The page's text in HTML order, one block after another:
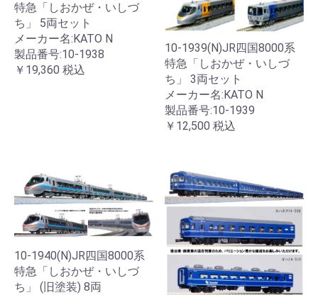
特急「しおかぜ・いしづ
ち」 5両セット
メーカー名:KATO N
製品番号:10-1938
￥19,360 税込
10-1939(N)JR四国8000系
特急「しおかぜ・いしづ
ち」 3両セット
メーカー名:KATO N
製品番号:10-1939
￥12,500 税込
10-1940(N)JR四国8000系
特急「しおかぜ・いしづ
ち」 (旧塗装) 8両